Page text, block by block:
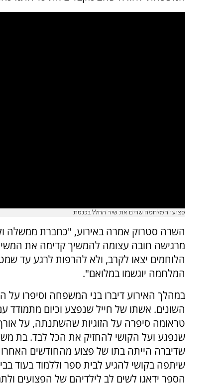
פצועי המלחמה שרים את שיר החלל בכנסת
השרה סטרוק אמרה באירוע, "כחברת ממשלה
מרגישה חובה עצומה להמשיך קדימה את
הלוחמים יצאו לקרב, ולא להרפות לרגע עד
המלחמה יוגשמו במלואם".
במהלך האירוע דיברו בני המשפחה וסיפרו על
השונים. אשתו של חייל שנפצע וכיום מתמודד
טראומה סיפרה על הזוגיות שהשתנתה, על
שנפגע ועל הקושי להחזיק את הכל לבד. בת
שדיברה הייתה בתו של פצוע מהחודשים
שיתפה בקושי להגיע לבית ספר וללמוד בעוד
הספר ידאגו לשים לב לילדיהם של הפצועים